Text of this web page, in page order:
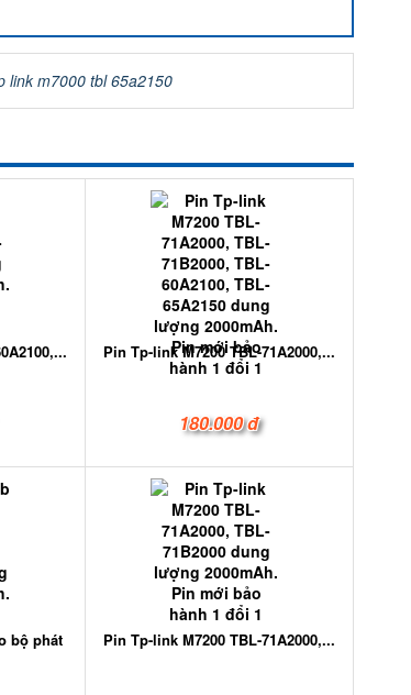
link m7000 tbl 65a2150
Pin Tp-link M7200 TBL-71A2000,...
180.000 đ
bộ phát
Pin Tp-link M7200 TBL-71A2000,...